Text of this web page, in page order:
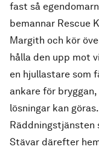
fast så
bemannar Rescue
Margith och kör
hålla den upp mot
en hjullastare som
ankare för
lösningar kan
Räddningstjänsten
Stävar därefter